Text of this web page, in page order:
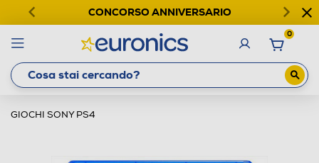
CONCORSO ANNIVERSARIO
0
GIOCHI SONY PS4